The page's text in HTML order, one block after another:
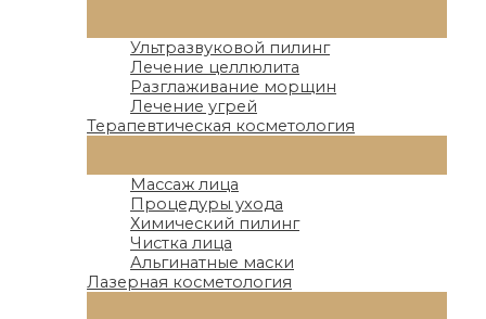
Меню
Ультразвуковой пилинг
Лечение целлюлита
Разглаживание морщин
Лечение угрей
Терапевтическая косметология
Меню
Массаж лица
Процедуры ухода
Химический пилинг
Чистка лица
Альгинатные маски
Лазерная косметология
20
Средний стаж врачей
16125
Счастливых пациентов
119
Курсов повышения квалификации